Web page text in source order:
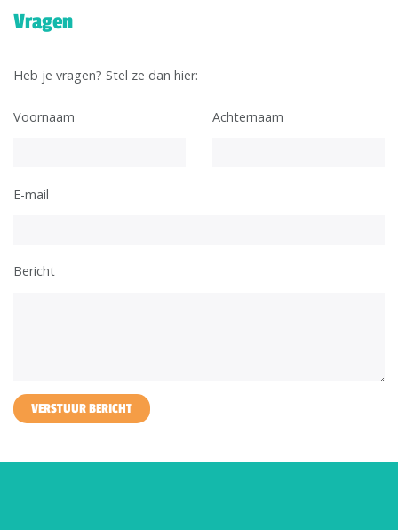
Vragen
Heb je vragen? Stel ze dan hier:
Voornaam Achternaam
E-mail
Bericht
VERSTUUR BERICHT